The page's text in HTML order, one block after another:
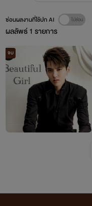
ผลลัพธ์1 รายการ
ซ่อนผลงานที่ใช้ปก AI
จบ